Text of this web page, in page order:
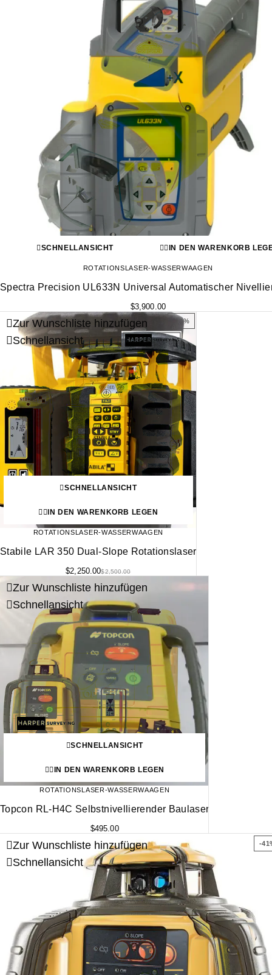
SCHNELLANSICHT IN DEN WARENKORB
ROTATIONSLASER-WASSERWAAGEN
Spectra Precision UL633N Universal Automatischer
$3,900.00
-10%
Zur Wunschliste hinzufügen
Schnellansicht
SCHNELLANSICHT
IN DEN WARENKORB LEGEN
ROTATIONSLASER-WASSERWAAGEN
Stabile LAR 350 Dual-Slope Rotationslaser
$2,500.00
$2,250.00
Zur Wunschliste hinzufügen
Schnellansicht
SCHNELLANSICHT
IN DEN WARENKORB LEGEN
ROTATIONSLASER-WASSERWAAGEN
Topcon RL-H4C Selbstnivellierender Baulaser
$495.00
-
Zur Wunschliste hinzufügen
Schnellansicht